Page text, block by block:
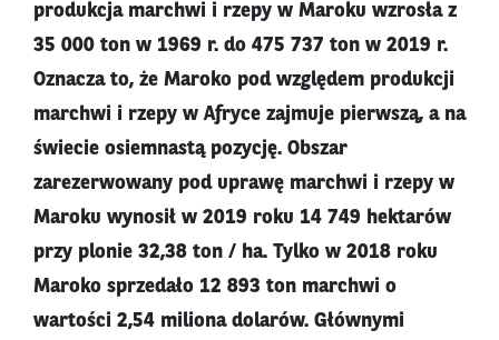
produkcja marchwi i rzepy w Maroku wzrosła z
35 000 ton w 1969 r. do 475 737 ton w 2019 r.
Oznacza to, że Maroko pod względem produkcji
marchwi i rzepy w Afryce zajmuje pierwszą, a na
świecie osiemnastą pozycję. Obszar
zarezerwowany pod uprawę marchwi i rzepy w
Maroku wynosił w 2019 roku 14 749 hektarów
przy plonie 32,38 ton / ha. Tylko w 2018 roku
Maroko sprzedało 12 893 ton marchwi o
wartości 2,54 miliona dolarów. Głównymi